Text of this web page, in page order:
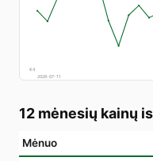
€4
2026-07-11
12 mėnesių kainų
Mėnuo